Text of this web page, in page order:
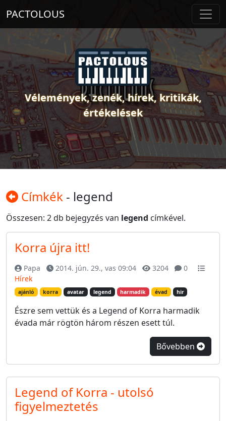
PACTOLOUS
Vélemények, zenék, hírek, kritikák,
értékelések
Címkék - legend
Összesen: 2 db bejegyzés van legend címkével.
Korra újra itt!
Papa 2014. jún. 29., vas 09:04 3204
0
Hírek
ajánló korra avatar legend harmadik évad hir
Észre sem vettük és a Legend of Korra harmadik
évada már rögtön három részen esett túl.
Bővebben
Legend of Korra - utolsó
figyelmeztetés